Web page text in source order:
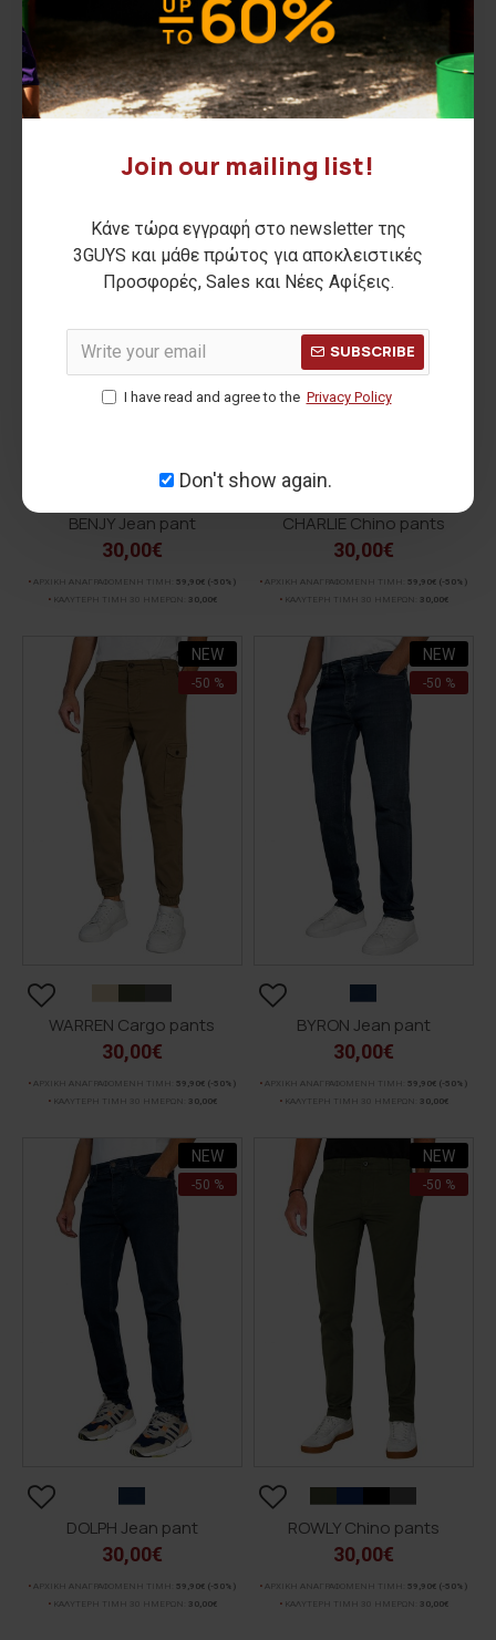
Join our mailing list!
Κάνε τώρα εγγραφή στο newsletter της
3GUYS και μάθε πρώτος για αποκλειστικές
Προσφορές, Sales και Νέες Αφίξεις.
SUBSCRIBE
I have read and agree to the Privacy Policy
Don't show again.
DESMOND Cargo pants
30,00€
ΑΡΧΙΚΗ ΑΝΑΓΡΑΦΟΜΕΝΗ ΤΙΜΗ:59,90€ (-50%)
ΚΑΛΥΤΕΡΗ ΤΙΜΗ 30 ΗΜΕΡΩΝ:
30,00€
GUST Jean pant
30,00€
ΑΡΧΙΚΗ ΑΝΑΓΡΑΦΟΜΕΝΗ ΤΙΜΗ:59,90€
ΚΑΛΥΤΕΡΗ ΤΙΜΗ 30 ΗΜΕΡΩΝ: 30,00€
BENJY Jean pant
30,00€
ΑΡΧΙΚΗ ΑΝΑΓΡΑΦΟΜΕΝΗ ΤΙΜΗ: 59,90€ (-50%)
ΚΑΛΥΤΕΡΗ ΤΙΜΗ 30 ΗΜΕΡΩΝ:
30,00€
CHARLIE Chino pants
30,00€
ΑΡΧΙΚΗ ΑΝΑΓΡΑΦΟΜΕΝΗ ΤΙΜΗ: 59,90€ (-50%)
ΚΑΛΥΤΕΡΗ ΤΙΜΗ 30 ΗΜΕΡΩΝ:
30,00€
NEW
-50 %
WARREN Cargo pants
30,00€
ΑΡΧΙΚΗ ΑΝΑΓΡΑΦΟΜΕΝΗ ΤΙΜΗ: 59,90€ (-50%)
ΚΑΛΥΤΕΡΗ ΤΙΜΗ 30 ΗΜΕΡΩΝ:
30,00€
NEW
-50 %
BYRON Jean pant
30,00€
ΑΡΧΙΚΗ ΑΝΑΓΡΑΦΟΜΕΝΗ ΤΙΜΗ: 59,90€ (-50%)
ΚΑΛΥΤΕΡΗ ΤΙΜΗ 30 ΗΜΕΡΩΝ:
30,00€
NEW
-50 %
DOLPH Jean pant
30,00€
ΑΡΧΙΚΗ ΑΝΑΓΡΑΦΟΜΕΝΗ ΤΙΜΗ: 59,90€ (-50%)
ΚΑΛΥΤΕΡΗ ΤΙΜΗ 30 ΗΜΕΡΩΝ:
30,00€
NEW
-50 %
ROWLY Chino pants
30,00€
ΑΡΧΙΚΗ ΑΝΑΓΡΑΦΟΜΕΝΗ ΤΙΜΗ: 59,90€ (-50%)
ΚΑΛΥΤΕΡΗ ΤΙΜΗ 30 ΗΜΕΡΩΝ:
30,00€